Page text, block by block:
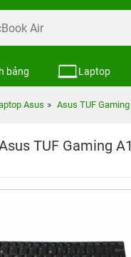
bảng Laptop
Asus Asus TUF Gaming
TUF Gaming